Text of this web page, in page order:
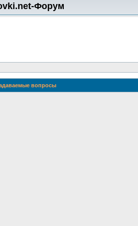
Форум
вопросы